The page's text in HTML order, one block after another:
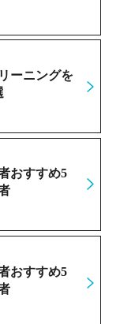
ーニングを
おすすめ5
おすすめ5